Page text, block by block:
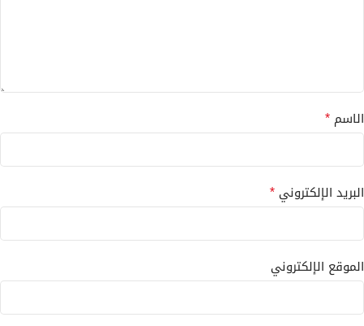
الاسم *
البريد الإلكتروني *
الموقع الإلكتروني